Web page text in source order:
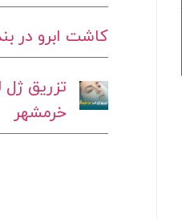
کاشت ابرو در
تزریق
خرمشهر